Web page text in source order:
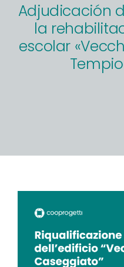
Adjudicación
la
escolar